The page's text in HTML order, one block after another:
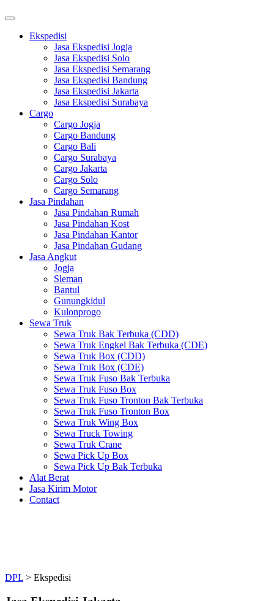
Ekspedisi
Jasa Ekspedisi Jogja
Jasa Ekspedisi Solo
Jasa Ekspedisi Semarang
Jasa Ekspedisi Bandung
Jasa Ekspedisi Jakarta
Jasa Ekspedisi Surabaya
Cargo
Cargo Jogja
Cargo Bandung
Cargo Bali
Cargo Surabaya
Cargo Jakarta
Cargo Solo
Cargo Semarang
Jasa Pindahan
Jasa Pindahan Rumah
Jasa Pindahan Kost
Jasa Pindahan Kantor
Jasa Pindahan Gudang
Jasa Angkut
Jogja
Sleman
Bantul
Gunungkidul
Kulonprogo
Sewa Truk
Sewa Truk Bak Terbuka (CDD)
Sewa Truk Engkel Bak Terbuka (CDE)
Sewa Truk Box (CDD)
Sewa Truk Box (CDE)
Sewa Truk Fuso Bak Terbuka
Sewa Truk Fuso Box
Sewa Truk Fuso Tronton Bak Terbuka
Sewa Truk Fuso Tronton Box
Sewa Truk Wing Box
Sewa Truck Towing
Sewa Truk Crane
Sewa Pick Up Box
Sewa Pick Up Bak Terbuka
Alat Berat
Jasa Kirim Motor
Contact
DPL > Ekspedisi